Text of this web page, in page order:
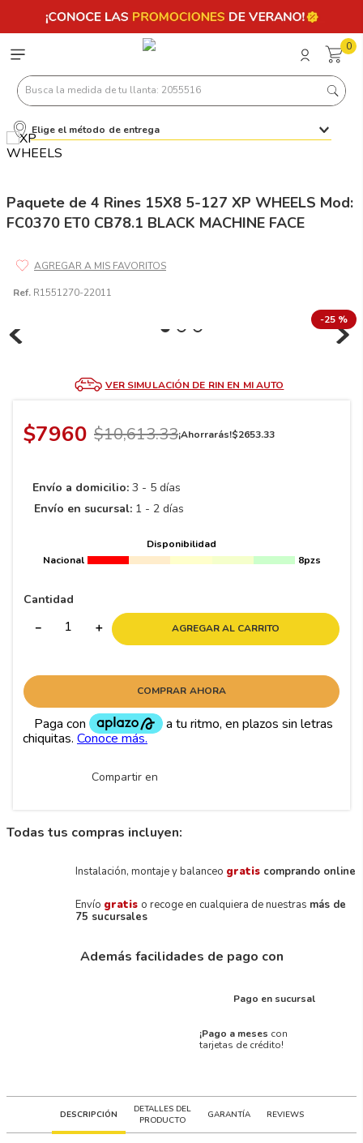
0
Busca la medida de tu llanta: 2055516
Elige el método de entrega
Paquete de 4 Rines 15X8 5-127 XP WHEELS Mod:
FC0370 ET0 CB78.1 BLACK MACHINE FACE
Ref. R1551270-22011
-25 %
VER SIMULACIÓN DE RIN EN MI AUTO
$7960 $10,613.33¡Ahorrarás!$2653.33
Envío a domicilio: 3 - 5 días
Envío en sucursal: 1 - 2 días
Disponibilidad
Nacional
8pzs
Cantidad
＋
－ AGREGAR AL CARRITO
COMPRAR AHORA
Compartir en
Todas tus compras incluyen:
Instalación, montaje y balanceo gratis comprando online
Envío gratis o recoge en cualquiera de nuestras más de
75 sucursales
Además facilidades de pago con
Pago en sucursal
¡Pago a meses con
tarjetas de crédito!
DESCRIPCIÓN
DETALLES DEL
PRODUCTO
GARANTÍA REVIEWS
Términos más buscados
3.225
7 245
9.195